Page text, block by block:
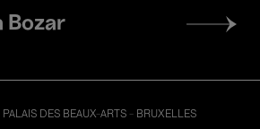
Bozar
DES BEAUX-ARTS - BRUXELLES